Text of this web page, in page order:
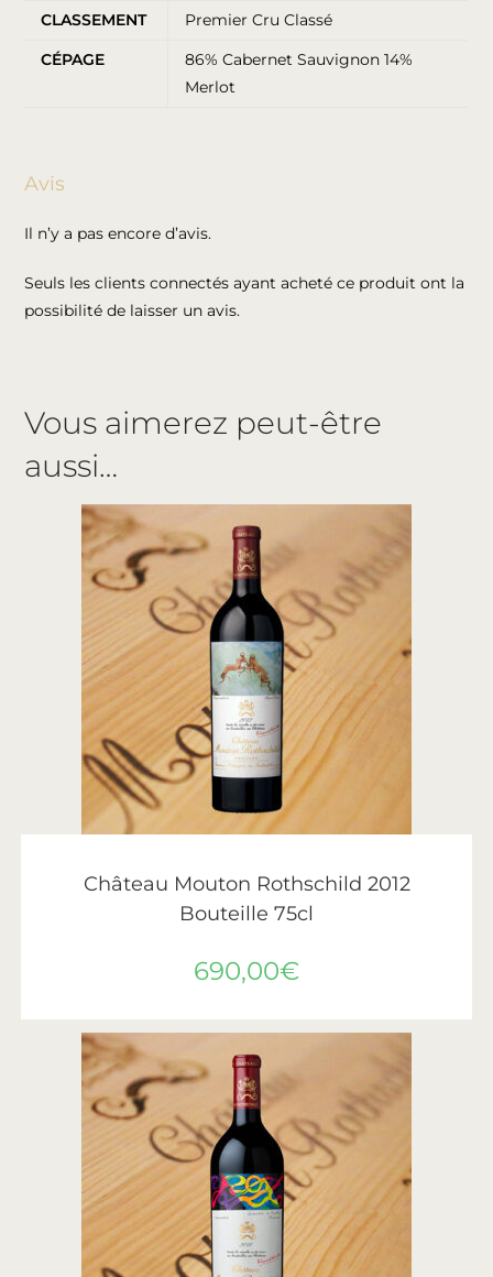
CLASSEMENT
Premier Cru Classé
CÉPAGE
86% Cabernet Sauvignon 14%
Merlot
Avis
Il n’y a pas encore d’avis.
Seuls les clients connectés ayant acheté ce produit ont la
possibilité de laisser un avis.
Vous aimerez peut-être
aussi…
Château Mouton Rothschild 2012
Bouteille 75cl
690,00€